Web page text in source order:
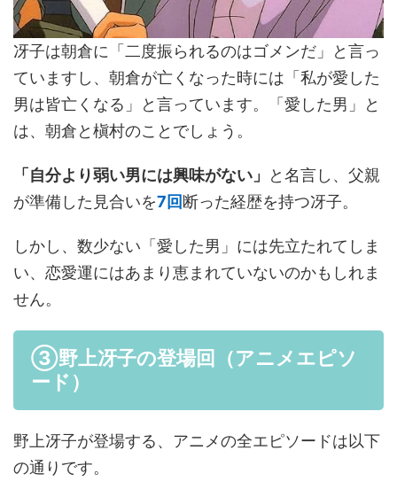
冴子は朝倉に「二度振られるのはゴメンだ」と言っ
ていますし、朝倉が亡くなった時には「私が愛した
男は皆亡くなる」と言っています。「愛した男」と
は、朝倉と槇村のことでしょう。
「自分より弱い男には興味がない」
と名言し、父親
が準備した見合いを7回断った経歴を持つ冴子。
しかし、数少ない「愛した男」には先立たれてしま
い、恋愛運にはあまり恵まれていないのかもしれま
せん。
③野上冴子の登場回（アニメエピソ
ード）
野上冴子が登場する、アニメの全エピソードは以下
の通りです。